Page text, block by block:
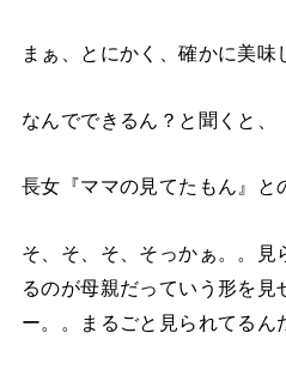
まぁ、とにかく、確かに美味
なんでできるん？と聞くと、
長女『ママの見てたもん』と
そ、そ、そ、そっかぁ。。
るのが母親だっていう形を
ー。。まるごと見られてるん